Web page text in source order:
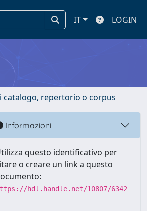
IT LOGIN
catalogo, repertorio o corpus
Informazioni
questo identificativo per
o creare un link a questo
hdl.handle.net/10807/6342